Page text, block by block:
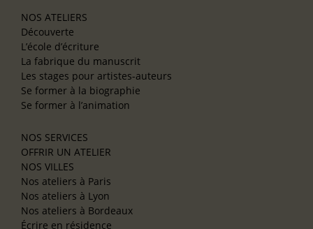
NOS ATELIERS
Découverte
L’école d’écriture
La fabrique du manuscrit
Les stages pour artistes-auteurs
Se former à la biographie
Se former à l’animation
NOS SERVICES
OFFRIR UN ATELIER
NOS VILLES
Nos ateliers à Paris
Nos ateliers à Lyon
Nos ateliers à Bordeaux
Écrire en résidence